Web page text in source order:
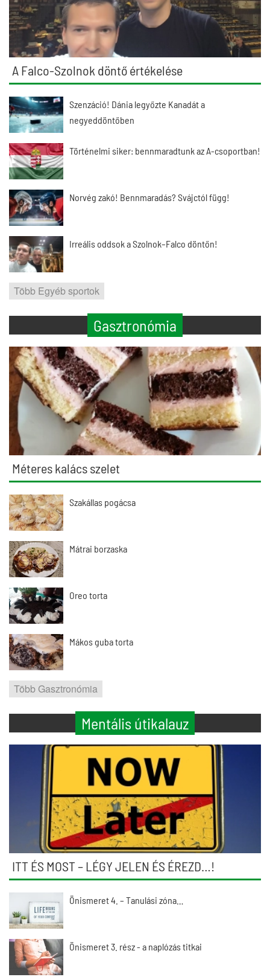
A Falco-Szolnok döntő értékelése
Szenzáció! Dánia legyőzte Kanadát a
negyeddöntőben
Történelmi siker: bennmaradtunk az A-csoportban!
Norvég zakó! Bennmaradás? Svájctól függ!
Irreális oddsok a Szolnok–Falco döntőn!
Több Egyéb sportok
Gasztronómia
Méteres kalács szelet
Szakállas pogácsa
Mátrai borzaska
Oreo torta
Mákos guba torta
Több Gasztronómia
Mentális útikalauz
ITT ÉS MOST – LÉGY JELEN ÉS ÉREZD…!
Önismeret 4. – Tanulási zóna…
Önismeret 3. rész - a naplózás titkai